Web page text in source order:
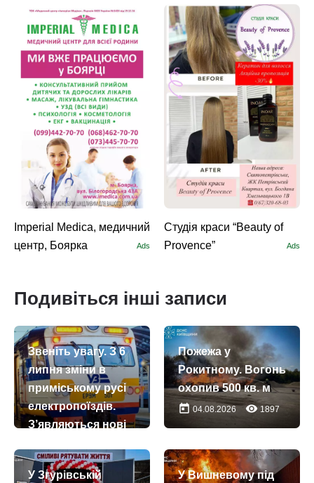
Imperial Medica, медичний
центр, Боярка
Ads
Студія краси “Beauty of
Provence”
Ads
Подивіться інші записи
Звеніть увагу. З 6
липня зміни в
приміському русі
електропоїздів.
З’являються нові
today04.07.2026 remove_red_eye4496
Пожежа у
Рокитному. Вогонь
охопив 500 кв. м
today 04.08.2026 remove_red_eye 1897
У Згурівській У Вишневому під